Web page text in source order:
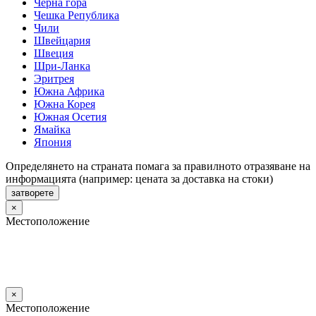
Чешка Република
Чили
Швейцария
Швеция
Шри-Ланка
Эритрея
Южна Африка
Южна Корея
Южная Осетия
Ямайка
Япония
Определянето на страната помага за правилното отразяване на
информацията (например: цената за доставка на стоки)
затворете
×
Местоположение
×
Местоположение